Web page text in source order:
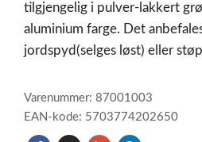
tilgjengelig i pulver-lakkert
aluminium farge. Det
jordspyd(selges løst) eller
Varenummer: 87001003
EAN-kode: 5703774202650